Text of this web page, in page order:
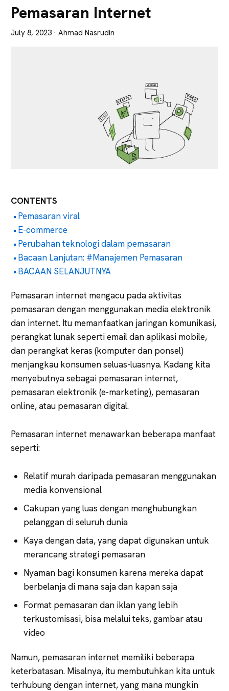
Tajam
Pemasaran Internet
July 8, 2023 · Ahmad Nasrudin
CONTENTS
Pemasaran viral
E-commerce
Perubahan teknologi dalam pemasaran
Bacaan Lanjutan: #Manajemen Pemasaran
BACAAN SELANJUTNYA
Pemasaran internet mengacu pada aktivitas
pemasaran dengan menggunakan media elektronik
dan internet. Itu memanfaatkan jaringan komunikasi,
perangkat lunak seperti email dan aplikasi mobile,
dan perangkat keras (komputer dan ponsel)
menjangkau konsumen seluas-luasnya. Kadang kita
menyebutnya sebagai pemasaran internet,
pemasaran elektronik (e-marketing), pemasaran
online, atau pemasaran digital.
Pemasaran internet menawarkan beberapa manfaat
seperti:
Relatif murah daripada pemasaran menggunakan
media konvensional
Cakupan yang luas dengan menghubungkan
pelanggan di seluruh dunia
Kaya dengan data, yang dapat digunakan untuk
merancang strategi pemasaran
Nyaman bagi konsumen karena mereka dapat
berbelanja di mana saja dan kapan saja
Format pemasaran dan iklan yang lebih
terkustomisasi, bisa melalui teks, gambar atau
video
Namun, pemasaran internet memiliki beberapa
keterbatasan. Misalnya, itu membutuhkan kita untuk
terhubung dengan internet, yang mana mungkin